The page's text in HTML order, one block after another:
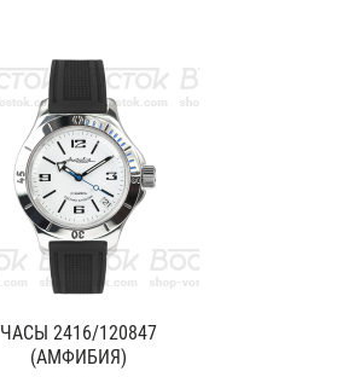
ЧАСЫ 2416/120847
(АМФИБИЯ)